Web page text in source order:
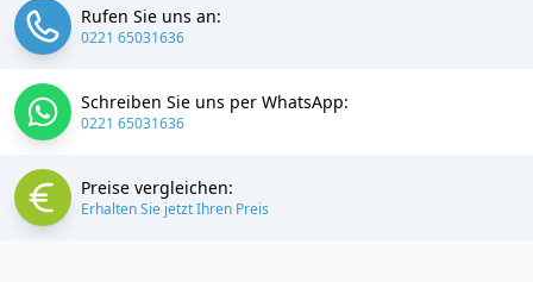
Rufen Sie uns an:
0221 65031636
Schreiben Sie uns per WhatsApp:
0221 65031636
Preise vergleichen:
Erhalten Sie jetzt Ihren Preis